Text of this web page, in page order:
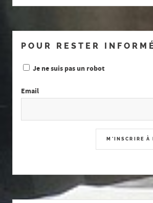
POUR RESTER INFORMÉ
Je ne suis pas un robot
Email